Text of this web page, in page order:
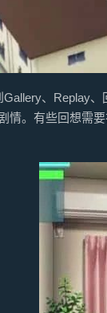
、Replay
情。有些回想需